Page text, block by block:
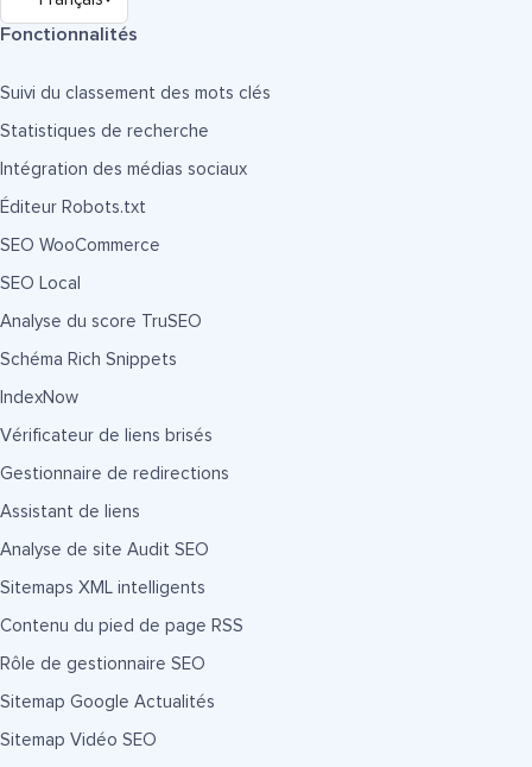
Fonctionnalités
Suivi du classement des mots clés
Statistiques de recherche
Intégration des médias sociaux
Éditeur Robots.txt
SEO WooCommerce
SEO Local
Analyse du score TruSEO
Schéma Rich Snippets
IndexNow
Vérificateur de liens brisés
Gestionnaire de redirections
Assistant de liens
Analyse de site Audit SEO
Sitemaps XML intelligents
Contenu du pied de page RSS
Rôle de gestionnaire SEO
Sitemap Google Actualités
Sitemap Vidéo SEO